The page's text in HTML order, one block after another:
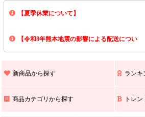
【夏季休業について】
8/13(木)～8/16(日)の間｢出荷業務・お問い合わ
上記期間中のご注文・お問い合わせは8/17(月)
めご了承ください｡
【令和8年熊本地震の影響による配送につい
また､ 九州全域でお荷物のお届けに遅延が生じ
新商品から探す ランキ
商品カテゴリから探す トレ